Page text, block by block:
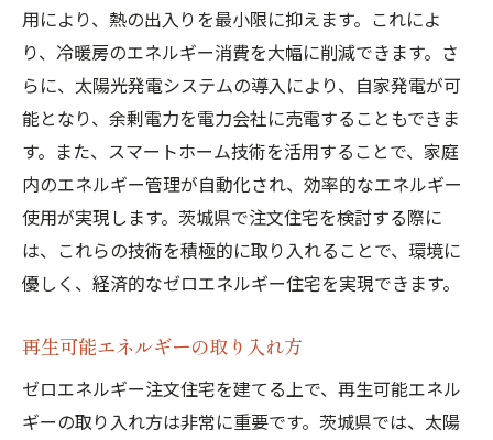
用により、熱の出入りを最小限に抑えます。これによ
り、冷暖房のエネルギー消費を大幅に削減できます。さ
らに、太陽光発電システムの導入により、自家発電が可
能となり、余剰電力を電力会社に売電することもできま
す。また、スマートホーム技術を活用することで、家庭
内のエネルギー管理が自動化され、効率的なエネルギー
使用が実現します。茨城県で注文住宅を検討する際に
は、これらの技術を積極的に取り入れることで、環境に
優しく、経済的なゼロエネルギー住宅を実現できます。
再生可能エネルギーの取り入れ方
ゼロエネルギー注文住宅を建てる上で、再生可能エネル
ギーの取り入れ方は非常に重要です。茨城県では、太陽